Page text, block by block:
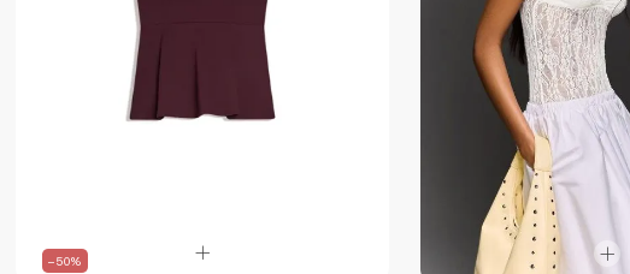
–50%